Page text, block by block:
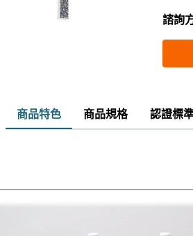
諮詢
商品特色 商品規格 認證標